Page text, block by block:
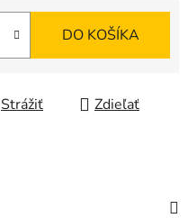
DO KOŠÍKA
Strážiť Zdieľať